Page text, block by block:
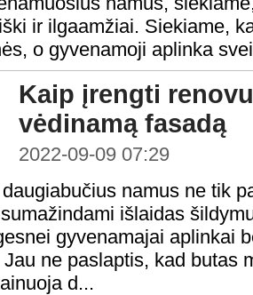
ir ilgaamžiai. Siekiame,
o gyvenamoji aplinka
Kaip įrengti
vėdinamą fasadą
2022-09-09 07:29
namus ne tik
išlaidas
gyvenamajai aplinkai
ne paslaptis, kad butas
d...